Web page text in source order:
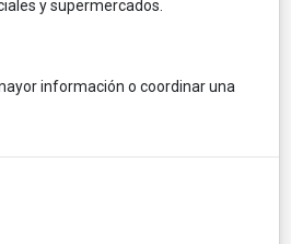
y supermercados.
información o coordinar una